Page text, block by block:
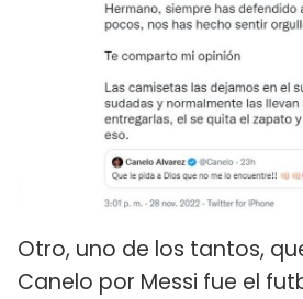
Otro, uno de los tantos,
Canelo por Messi fue el